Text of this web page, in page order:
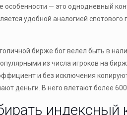
особенности — это однодневный
удобной аналогией
бирже бог велел быть в
из числа игроков на
и без исключения
деньги. В него влетают более